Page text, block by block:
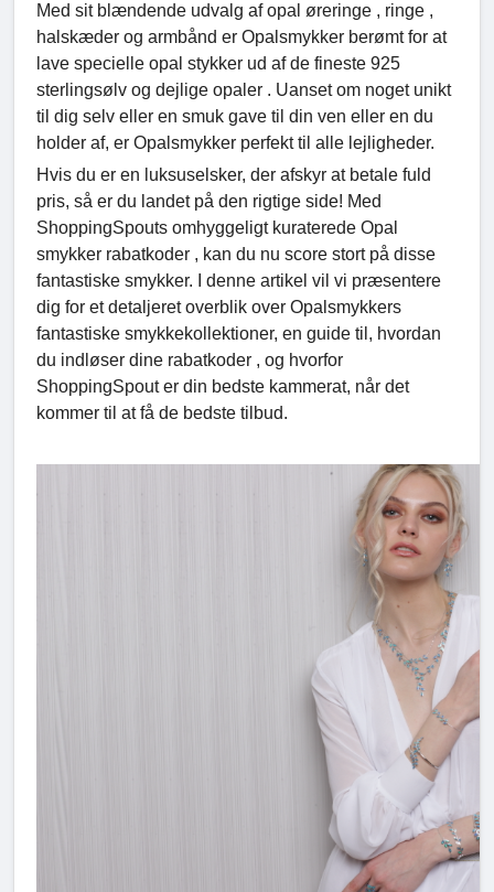
Med sit blændende udvalg af opal øreringe , ringe ,
halskæder og armbånd er Opalsmykker berømt for at
lave specielle opal stykker ud af de fineste 925
sterlingsølv og dejlige opaler . Uanset om noget unikt
til dig selv eller en smuk gave til din ven eller en du
holder af, er Opalsmykker perfekt til alle lejligheder.
Hvis du er en luksuselsker, der afskyr at betale fuld
pris, så er du landet på den rigtige side! Med
ShoppingSpouts omhyggeligt kuraterede Opal
smykker rabatkoder , kan du nu score stort på disse
fantastiske smykker. I denne artikel vil vi præsentere
dig for et detaljeret overblik over Opalsmykkers
fantastiske smykkekollektioner, en guide til, hvordan
du indløser dine rabatkoder , og hvorfor
ShoppingSpout er din bedste kammerat, når det
kommer til at få de bedste tilbud.